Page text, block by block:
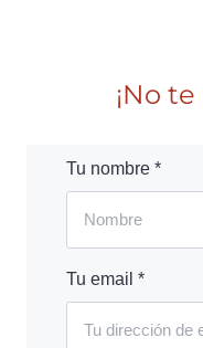
¡No
Tu nombre *
Tu email *